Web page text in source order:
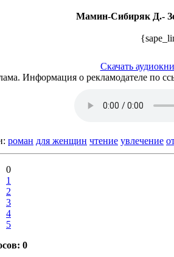
Мамин-Сибиряк Д.-
Скачать
Информация о рекламодателе по
роман для женщин чтение увлечение
0
1
2
3
4
5
0